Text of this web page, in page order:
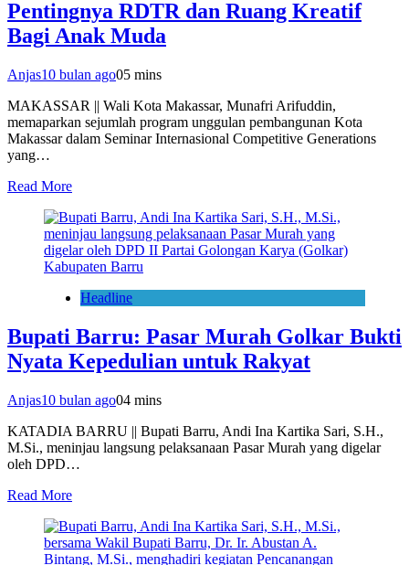
Pentingnya RDTR dan Ruang Kreatif
Bagi Anak Muda
Anjas10 bulan ago05 mins
MAKASSAR || Wali Kota Makassar, Munafri Arifuddin,
memaparkan sejumlah program unggulan pembangunan Kota
Makassar dalam Seminar Internasional Competitive Generations
yang…
Read More
Headline
Bupati Barru: Pasar Murah Golkar Bukti
Nyata Kepedulian untuk Rakyat
Anjas10 bulan ago04 mins
KATADIA BARRU || Bupati Barru, Andi Ina Kartika Sari, S.H.,
M.Si., meninjau langsung pelaksanaan Pasar Murah yang digelar
oleh DPD…
Read More